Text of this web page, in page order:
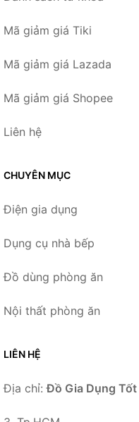
Mã giảm giá Tiki
Mã giảm giá Lazada
Mã giảm giá Shopee
Liên hệ
CHUYÊN MỤC
Điện gia dụng
Dụng cụ nhà bếp
Đồ dùng phòng ăn
Nội thất phòng ăn
LIÊN HỆ
Địa chỉ:Đồ Gia Dụng Tốt